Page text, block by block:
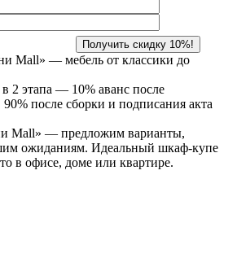
Mall» — мебель от классики до
2 этапа — 10% аванс после
после сборки и подписания акта
Mall» — предложим варианты,
ожиданиям. Идеальный шкаф-купе
в офисе, доме или квартире.